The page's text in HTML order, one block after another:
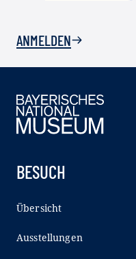
ANMELDEN
BESUCH
Übersicht
Ausstellungen